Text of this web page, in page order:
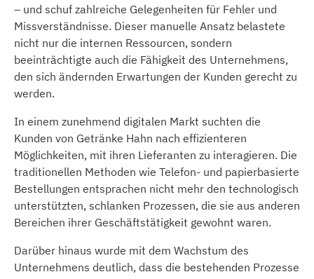
– und schuf zahlreiche Gelegenheiten für Fehler und
Missverständnisse. Dieser manuelle Ansatz belastete
nicht nur die internen Ressourcen, sondern
beeinträchtigte auch die Fähigkeit des Unternehmens,
den sich ändernden Erwartungen der Kunden gerecht zu
werden.
In einem zunehmend digitalen Markt suchten die
Kunden von Getränke Hahn nach effizienteren
Möglichkeiten, mit ihren Lieferanten zu interagieren. Die
traditionellen Methoden wie Telefon- und papierbasierte
Bestellungen entsprachen nicht mehr den technologisch
unterstützten, schlanken Prozessen, die sie aus anderen
Bereichen ihrer Geschäftstätigkeit gewohnt waren.
Darüber hinaus wurde mit dem Wachstum des
Unternehmens deutlich, dass die bestehenden Prozesse